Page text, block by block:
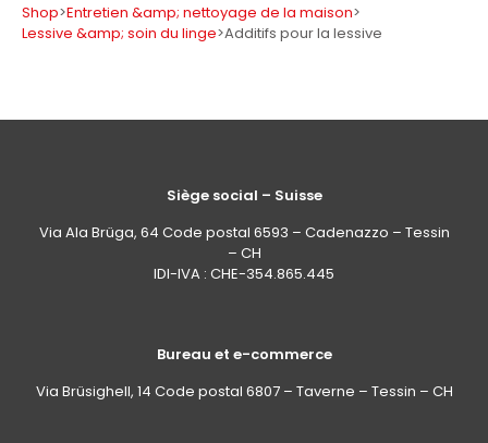
Shop>Entretien &amp; nettoyage de la maison>
Lessive &amp; soin du linge>Additifs pour la lessive
Siège social – Suisse
Via Ala Brüga, 64 Code postal 6593 – Cadenazzo – Tessin
– CH
IDI-IVA : CHE-354.865.445
Bureau et e-commerce
Via Brüsighell, 14 Code postal 6807 – Taverne – Tessin – CH